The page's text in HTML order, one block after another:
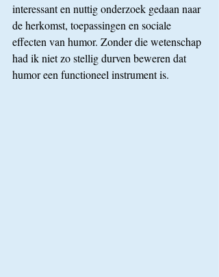
interessant en nuttig onderzoek gedaan naar
de herkomst, toepassingen en sociale
effecten van humor. Zonder die wetenschap
had ik niet zo stellig durven beweren dat
humor een functioneel instrument is.